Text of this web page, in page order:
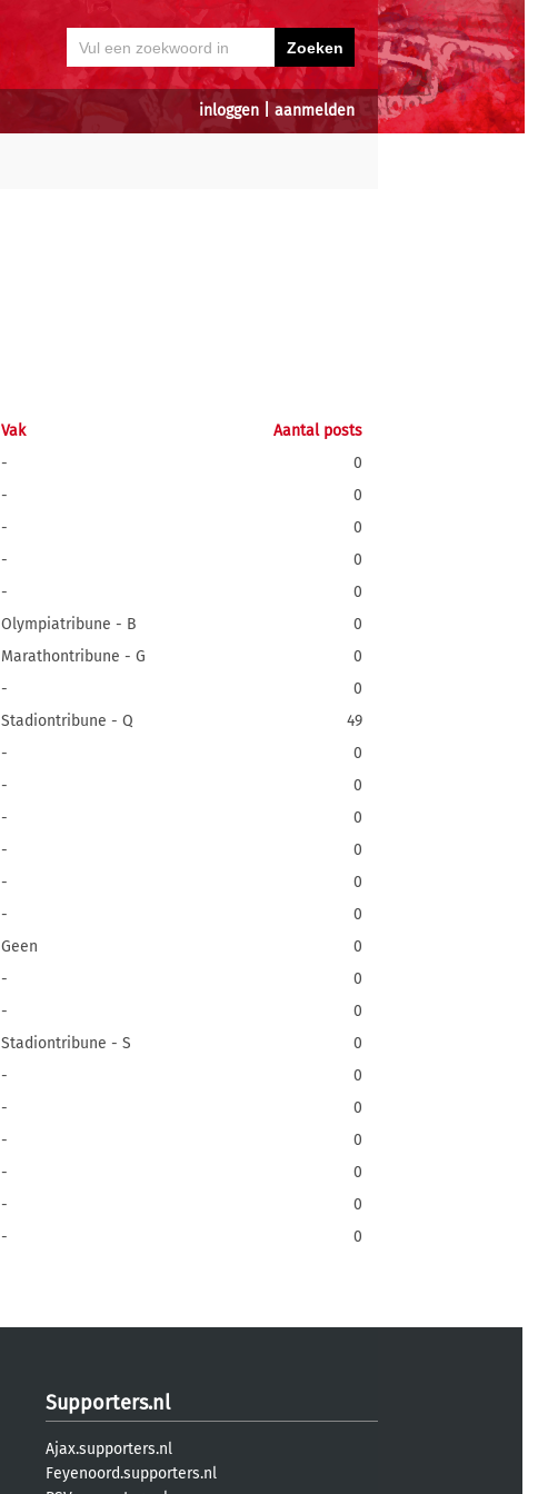
inloggen aanmelden
Vak
Aantal posts
-
0
-
0
-
0
-
0
-
0
Olympiatribune - B
0
Marathontribune - G
0
-
0
Stadiontribune - Q
49
-
0
-
0
-
0
-
0
-
0
-
0
Geen
0
-
0
-
0
Stadiontribune - S
0
-
0
-
0
-
0
-
0
-
0
- 0
Supporters.nl
Ajax.supporters.nl
Feyenoord.supporters.nl